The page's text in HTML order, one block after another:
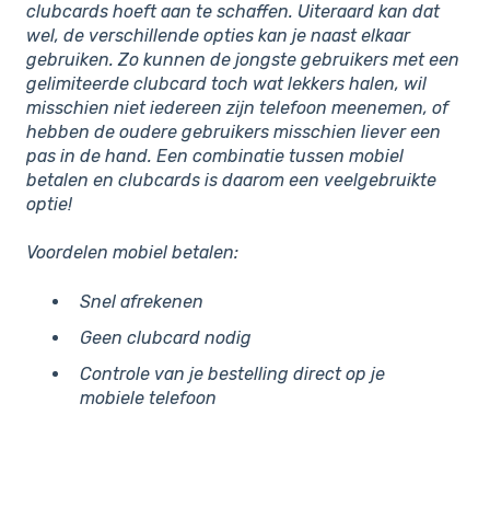
clubcards hoeft aan te schaffen. Uiteraard kan dat
wel, de verschillende opties kan je naast elkaar
gebruiken. Zo kunnen de jongste gebruikers met een
gelimiteerde clubcard toch wat lekkers halen, wil
misschien niet iedereen zijn telefoon meenemen, of
hebben de oudere gebruikers misschien liever een
pas in de hand. Een combinatie tussen mobiel
betalen en clubcards is daarom een veelgebruikte
optie!
Voordelen mobiel betalen:
Snel afrekenen
Geen clubcard nodig
Controle van je bestelling direct op je
mobiele telefoon